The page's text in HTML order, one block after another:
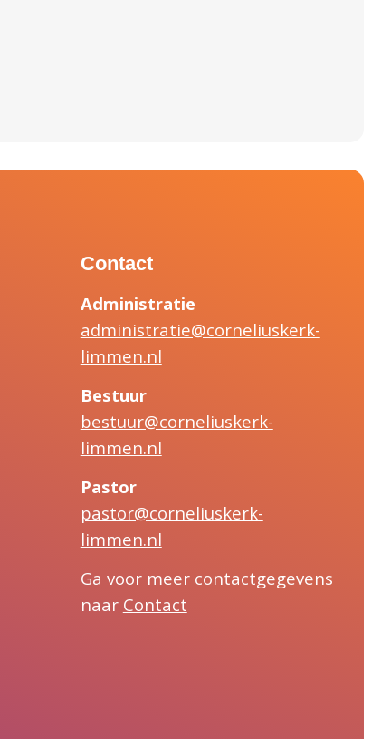
Contact
Administratie
administratie@corneliuskerk-
limmen.nl
Bestuur
bestuur@corneliuskerk-
limmen.nl
Pastor
pastor@corneliuskerk-
limmen.nl
Ga voor meer contactgegevens
naar Contact